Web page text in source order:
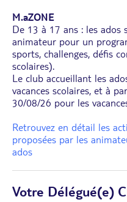
M.aZONE
De 13 à 17 ans : les ados
animateur pour un
sports, challenges, défis
scolaires).
Le club accueillant les
vacances scolaires, et à
30/08/26 pour les
Retrouvez en détail les
proposées par les
ados
Votre Délégué(e)